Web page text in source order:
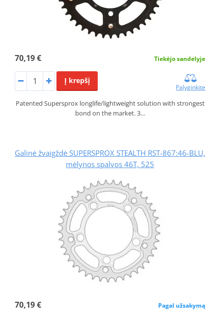
70,19 € Tiekėjo sandelyje
Į krepšį
Palyginkite
Patented Supersprox longlife/lightweight solution with strongest
bond on the market. 3…
Galinė žvaigždė SUPERSPROX STEALTH RST-867:46-BLU,
mėlynos spalvos 46T, 525
70,19 € Pagal užsakymą